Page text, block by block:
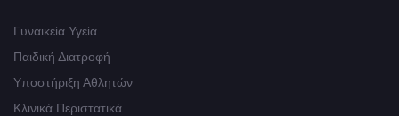
Γυναικεία Υγεία
Παιδική Διατροφή
Υποστήριξη Αθλητών
Κλινικά Περιστατικά